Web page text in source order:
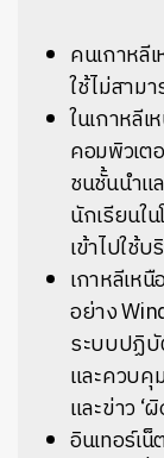
คนเกาหลี
ใช้ไม่สาม
ในเกาหลี
คอมพิวเต
ชนชั้นนำแ
นักเรียนใ
เข้าไปใช้
เกาหลีเห
อย่าง
ระบบปฏิบั
และควบคุ
และข่าว ‘
อินเทอร์เ